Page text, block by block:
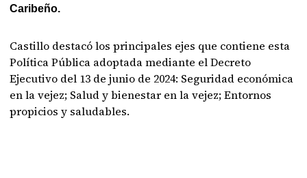
Caribeño.
Castillo destacó los principales ejes que contiene esta
Política Pública adoptada mediante el Decreto
Ejecutivo del 13 de junio de 2024: Seguridad económica
en la vejez; Salud y bienestar en la vejez; Entornos
propicios y saludables.